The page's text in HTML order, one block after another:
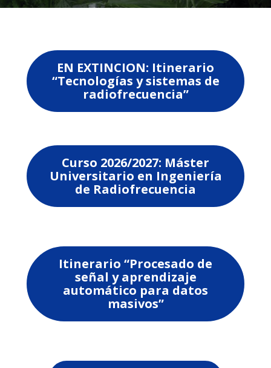
EN EXTINCION: Itinerario
“Tecnologías y sistemas de
radiofrecuencia”
Curso 2026/2027: Máster
Universitario en Ingeniería
de Radiofrecuencia
Itinerario “Procesado de
señal y aprendizaje
automático para datos
masivos”